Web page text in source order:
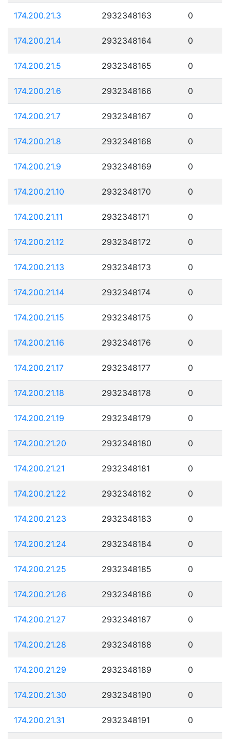
174.200.21.3 2932348163 0
174.200.21.4 2932348164 0
174.200.21.5 2932348165 0
174.200.21.6 2932348166 0
174.200.21.7 2932348167 0
174.200.21.8 2932348168 0
174.200.21.9 2932348169 0
174.200.21.10 2932348170 0
174.200.21.11 2932348171 0
174.200.21.12 2932348172 0
174.200.21.13 2932348173 0
174.200.21.14 2932348174 0
174.200.21.15 2932348175 0
174.200.21.16 2932348176 0
174.200.21.17 2932348177 0
174.200.21.18 2932348178 0
174.200.21.19 2932348179 0
174.200.21.20 2932348180 0
174.200.21.21 2932348181 0
174.200.21.22 2932348182 0
174.200.21.23 2932348183 0
174.200.21.24 2932348184 0
174.200.21.25 2932348185 0
174.200.21.26 2932348186 0
174.200.21.27 2932348187 0
174.200.21.28 2932348188 0
174.200.21.29 2932348189 0
174.200.21.30 2932348190 0
174.200.21.31 2932348191 0